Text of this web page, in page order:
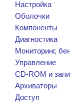
Настройка
Оболочки
Компоненты
Диагностика
Мониторинг,
Управление
CD-ROM и
Архиваторы
Доступ